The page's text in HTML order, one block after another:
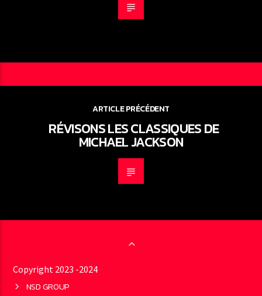
ARTICLE PRÉCÉDENT
RÉVISONS LES CLASSIQUES DE
MICHAEL JACKSON
Copyright 2023 -2024
NSD GROUP